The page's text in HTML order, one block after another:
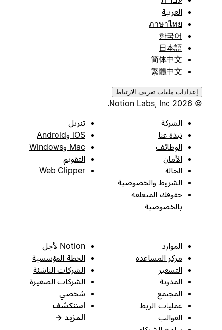
العربية
ภาษาไทย
한국어
日本語
简体中文
繁體中文
إعدادات ملفات تعريف الارتباط
الشركة
نبذة عنا
الوظائف
الأمان
الحالة
الشروط والخصوصية
حقوقك المتعلقة
بالخصوصية
تنزيل
iOS وAndroid
Mac وWindows
التقويم
Web Clipper
الموارد
مركز المساعدة
التسعير
المدونة
المجتمع
عمليات الربط
القوالب
Notion لأجل
الخطة المؤسسية
الشركات الناشئة
الشركات الصغيرة
شخصي
استكشف
المزيد →